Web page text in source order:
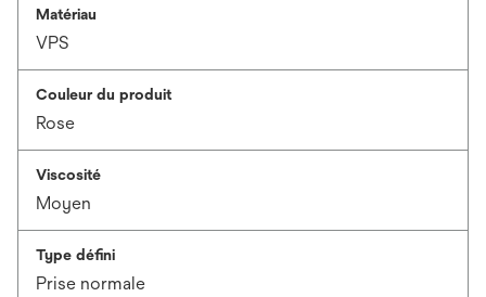
Matériau
VPS
Couleur du produit
Rose
Viscosité
Moyen
Type défini
Prise normale